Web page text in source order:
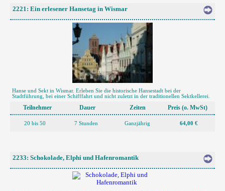
2221: Ein erlesener Hansetag in Wismar
Hanse und Sekt in Wismar. Erleben Sie die historische Hansestadt bei der
Stadtführung, bei einer Schifffahrt und nicht zuletzt in der traditionellen Sektkellerei.
Teilnehmer Dauer Zeiten Preis (o. MwSt)
20 bis 50 7 Stunden Ganzjährig 64,00 €
2233: Schokolade, Elphi und Hafenromantik